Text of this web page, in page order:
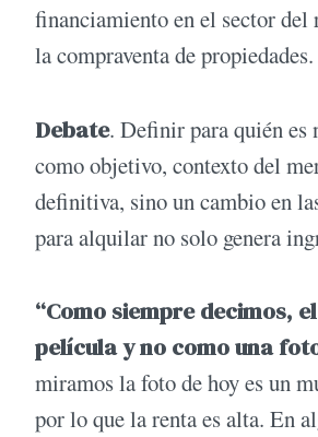
financiamiento en el sector del
la compraventa de propiedades.
Debate. Definir para quién es
como objetivo, contexto del
definitiva, sino un cambio en
para alquilar no solo genera
“Como siempre decimos,
película y no como una
miramos la foto de hoy es un
por lo que la renta es alta. En